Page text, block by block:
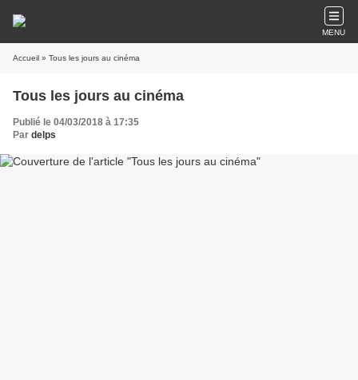
MENU
Accueil » Tous les jours au cinéma
Tous les jours au cinéma
Publié le 04/03/2018 à 17:35
Par delps